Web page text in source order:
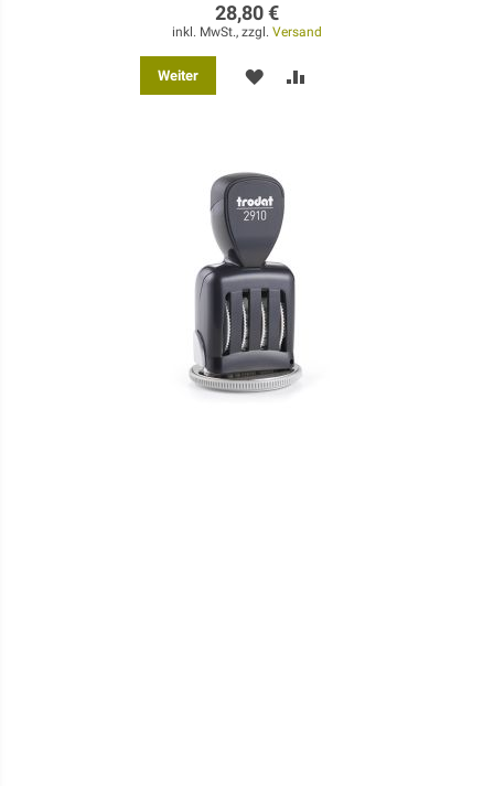
28,80 €
inkl. MwSt., zzgl. Versand
Weiter MERKEN